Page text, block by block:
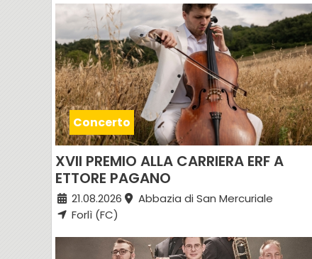
Concerto
XVII PREMIO ALLA CARRIERA ERF A
ETTORE PAGANO
21.08.2026
Abbazia di San Mercuriale
Forlì (FC)